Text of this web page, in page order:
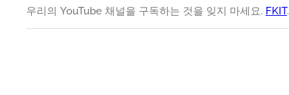
우리의 YouTube 채널을 구독하는 것을 잊지 마세요. FKIT.